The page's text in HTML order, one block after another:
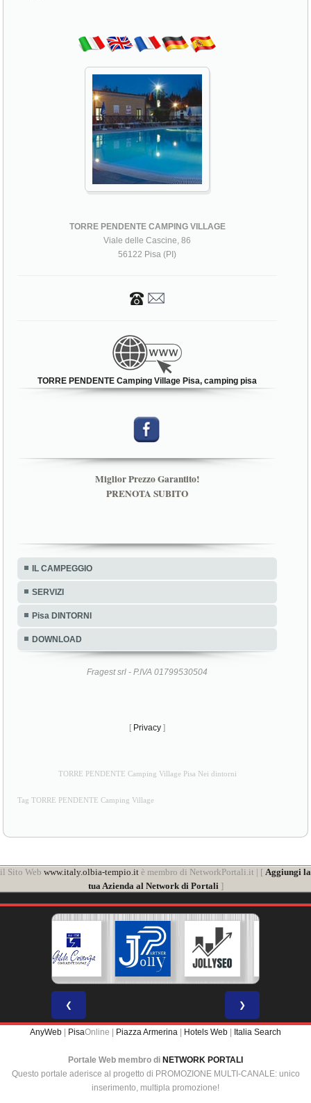
TORRE PENDENTE CAMPING VILLAGE
Viale delle Cascine, 86
56122 Pisa (PI)
TORRE PENDENTE Camping Village Pisa, camping pisa
Miglior Prezzo Garantito!
PRENOTA SUBITO
IL CAMPEGGIO
SERVIZI
Pisa DINTORNI
DOWNLOAD
Fragest srl - P.IVA 01799530504
[ Privacy ]
TORRE PENDENTE Camping Village Pisa Nei dintorni
Tag TORRE PENDENTE Camping Village
il Sito Web www.italy.olbia-tempio.it è membro di NetworkPortali.it | [ Aggiungi la
tua Azienda al Network di Portali]
❮ ❯
AnyWeb PisaOnline | Piazza Armerina Hotels Web Italia Search
Portale Web membro di NETWORK PORTALI
Questo portale aderisce al progetto di PROMOZIONE MULTI-CANALE: unico
inserimento, multipla promozione!